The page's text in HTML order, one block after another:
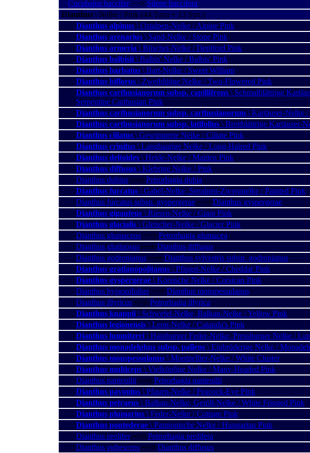
Cucubalus baccifer −−> Silene baccifera
Dianthus \ Nelke / Pink (44 Taxa + 13 Syn.)
Dianthus alpinus \ Ostalpen-Nelke / Alpine Pink
Dianthus arenarius \ Sand-Nelke / Stone Pink
Dianthus armeria \ Büschel-Nelke / Deptford Pink
Dianthus balbisii \ Balbis' Nelke / Balbis' Pink
Dianthus barbatus \ Bart-Nelke / Sweet William
Dianthus biflorus \ Zweiblütige Nelke / Two-Flowered Pink
Dianthus carthusianorum subsp. capillifrons \ Schmalblättrige
Serpentine Carthusian Pink
Dianthus carthusianorum subsp. carthusianorum \ Kartäuser-Nelke
Dianthus carthusianorum subsp. latifolius \ Breitblättrige Kartäuser-
Dianthus ciliatus \ Gewimperte Nelke / Ciliate Pink
Dianthus crinitus \ Langhaarige Nelke / Long-Haired Pink
Dianthus deltoides \ Heide-Nelke / Maiden Pink
Dianthus diffusus \ Klebrige Nelke / Pink
Dianthus dubius −−> Petrorhagia dubia
Dianthus furcatus \ Gabel-Nelke, Seealpen-Zwergnelke / Painted Pink
Dianthus furcatus subsp. gyspergerae −−> Dianthus gyspergerae
Dianthus giganteus \ Riesen-Nelke / Giant Pink
Dianthus glacialis \ Gletscher-Nelke / Glacier Pink
Dianthus glumaceus −−> Petrorhagia glumacea
Dianthus glutinosus −−> Dianthus diffusus
Dianthus godronianus −−> Dianthus sylvestris subsp. godronianus
Dianthus gratianopolitanus \ Pfingst-Nelke / Cheddar Pink
Dianthus gyspergerae \ Korsische Nelke / Corsican Pink
Dianthus hyssopifolius −−> Dianthus monspessulanus
Dianthus illyricus −−> Petrorhagia illyrica
Dianthus knappii \ Schwefel-Nelke, Balkan-Nelke / Yellow Pink
Dianthus legionensis \ Leon-Nelke / Cutanda's Pink
Dianthus lumnitzeri \ Hainburger Feder-Nelke, Pressburger Nelke /
Dianthus monadelphus subsp. pallens \ Einbrüderige Nelke /
Dianthus monspessulanus \ Montpellier-Nelke / White Cluster
Dianthus multiceps \ Vielköpfige Nelke / Many-Headed Pink
Dianthus nanteuilii −−> Petrorhagia nanteuilii
Dianthus pavonius \ Pfauen-Nelke / Peacock-Eye Pink
Dianthus petraeus \ Balkan-Nelke, Geröll-Nelke / White Fringed Pink
Dianthus plumarius \ Feder-Nelke / Cottage Pink
Dianthus pontederae \ Pannonische Nelke / Hungarian Pink
Dianthus prolifer −−> Petrorhagia prolifera
Dianthus pubescens −−> Dianthus diffusus